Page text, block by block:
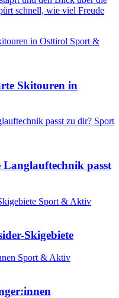
schnell, wie viel Freude
Sport &
Skitouren in
Sport
Langlauftechnik passt
Sport & Aktiv
Skigebiete
Sport & Aktiv